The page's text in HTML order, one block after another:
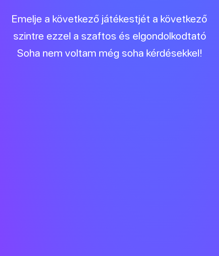
Emelje a következő játékestjét a következő
szintre ezzel a szaftos és elgondolkodtató
Soha nem voltam még soha kérdésekkel!